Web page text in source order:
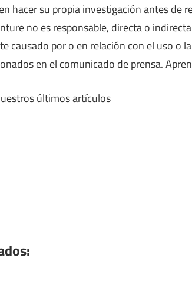
hacer su propia investigación antes de
no es responsable, directa o
causado por o en relación con el uso o
en el comunicado de prensa.
últimos artículos